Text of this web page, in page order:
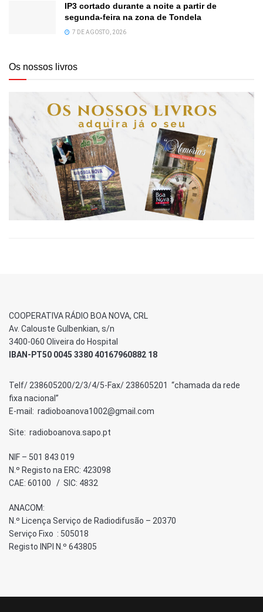
IP3 cortado durante a noite a partir de
segunda-feira na zona de Tondela
7 DE AGOSTO, 2026
Os nossos livros
COOPERATIVA RÁDIO BOA NOVA, CRL
Av. Calouste Gulbenkian, s/n
3400-060 Oliveira do Hospital
IBAN-PT50 0045 3380 40167960882 18
Telf/ 238605200/2/3/4/5-Fax/ 238605201 “chamada da rede
fixa nacional”
E-mail: radioboanova1002@gmail.com
Site: radioboanova.sapo.pt
NIF – 501 843 019
N.º Registo na ERC: 423098
CAE: 60100 / SIC: 4832
ANACOM:
N.º Licença Serviço de Radiodifusão – 20370
Serviço Fixo : 505018
Registo INPI N.º 643805